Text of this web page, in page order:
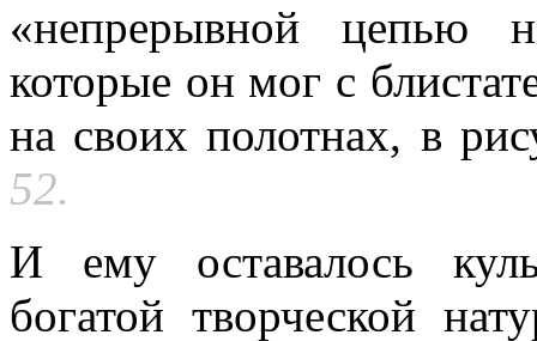
«непрерывной цепью
которые он мог с
на своих полотнах, в
52.
И ему оставалось
богатой творческой